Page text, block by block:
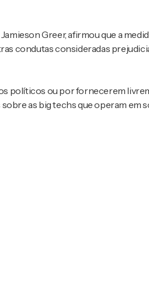
Greer, afirmou que a
condutas consideradas
políticos ou por fornecerem
as big techs que operam em